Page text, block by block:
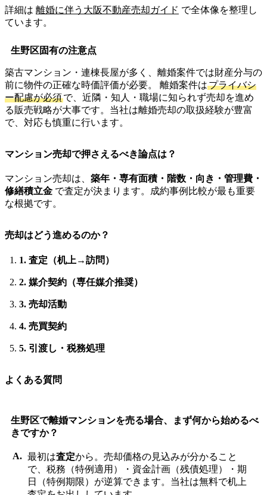
詳細は 離婚に伴う大阪不動産売却ガイド で全体像を整理し
ています。
生野区固有の注意点
築古マンション・連棟長屋が多く、離婚案件では財産分与の
前に物件の正確な時価評価が必要。 離婚案件はプライバシ
ー配慮が必須で、近隣・知人・職場に知られず売却を進め
る販売戦略が大事です。当社は離婚売却の取扱経験が豊富
で、対応も慎重に行います。
マンション売却で押さえるべき論点は？
マンション売却は、 築年・専有面積・階数・向き・管理費・
修繕積立金 で査定が決まります。成約事例比較が最も重要
な根拠です。
売却はどう進めるのか？
1. 査定（机上→訪問）
2. 媒介契約（専任媒介推奨）
3. 売却活動
4. 売買契約
5. 引渡し・税務処理
よくある質問
生野区で離婚マンションを売る場合、まず何から始めるべ
きですか？
最初は査定から。売却価格の見込みが分かること
で、税務（特例適用）・資金計画（残債処理）・期
日（特例期限）が逆算できます。当社は無料で机上